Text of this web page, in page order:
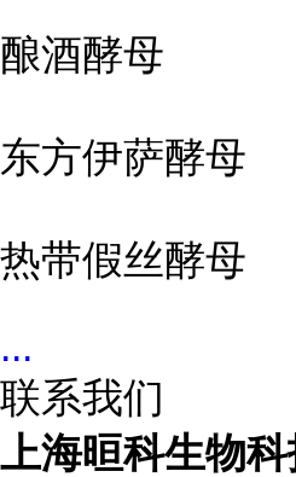
酿酒酵母
东方伊萨酵母
热带假丝酵母
...
联系我们
上海晅科生物科